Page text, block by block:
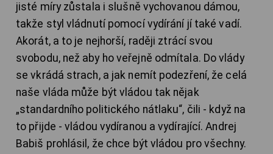
jisté míry zůstala i slušně vychovanou dámou,
takže styl vládnutí pomocí vydírání jí také vadí.
Akorát, a to je nejhorší, raději ztrácí svou
svobodu, než aby ho veřejně odmítala. Do vlády
se vkrádá strach, a jak nemít podezření, že celá
naše vláda může být vládou tak nějak
„standardního politického nátlaku“, čili - když na
to přijde - vládou vydíranou a vydírající. Andrej
Babiš prohlásil, že chce být vládou pro všechny.